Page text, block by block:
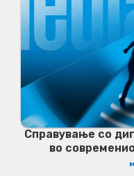
Справување со
во